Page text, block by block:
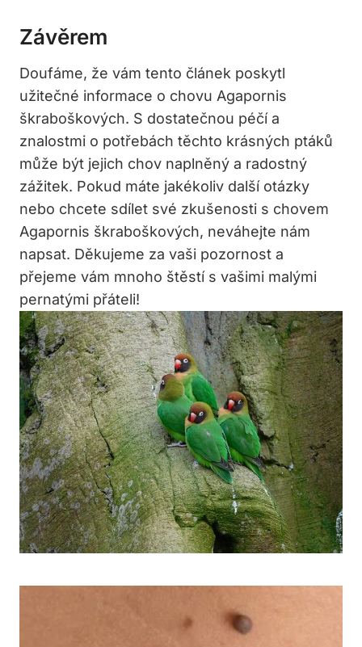
Závěrem
Doufáme, že vám tento článek poskytl
užitečné informace o chovu Agapornis
škraboškových. S dostatečnou péčí a
znalostmi o potřebách těchto krásných ptáků
může být jejich chov naplněný a radostný
zážitek. Pokud máte jakékoliv další otázky
nebo chcete sdílet své zkušenosti s chovem
Agapornis škraboškových, neváhejte nám
napsat. Děkujeme za vaši pozornost a
přejeme vám mnoho štěstí s vašimi malými
pernatými přáteli!